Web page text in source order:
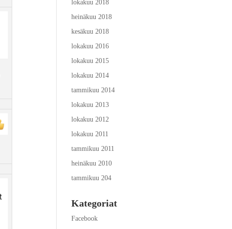
lokakuu 2018
heinäkuu 2018
kesäkuu 2018
lokakuu 2016
lokakuu 2015
lokakuu 2014
tammikuu 2014
lokakuu 2013
lokakuu 2012
lokakuu 2011
tammikuu 2011
heinäkuu 2010
tammikuu 204
Kategoriat
Facebook